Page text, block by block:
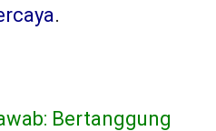
.
Bertanggung